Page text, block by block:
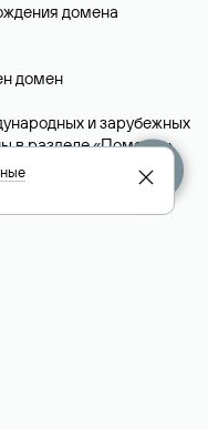
домена
домен
и зарубежных
в разделе «Помощь».